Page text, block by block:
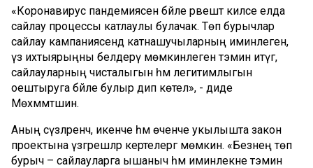
«Коронавирус пандемиясенә бәйле рәвештә киләсе елда
сайлау процессы катлаулы булачак. Төп бурычлар
сайлау кампаниясендә катнашучыларның иминлегенә,
үз ихтыярыңны белдерү мөмкинлеген тәэмин итүгә,
сайлауларның чисталыгын һәм легитимлыгын
оештыруга бәйле булыр дип көтелә», - диде
Мөхәммәтшин.
Аның сүзләренчә, икенче һәм өченче укылышта закон
проектына үзгәрешләр кертелергә мөмкин. «Безнең төп
бурыч – сайлауларга ышаныч һәм иминлекне тәэмин